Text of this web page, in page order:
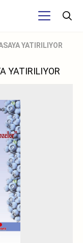
YATIRILIYOR
YATIRILIYOR